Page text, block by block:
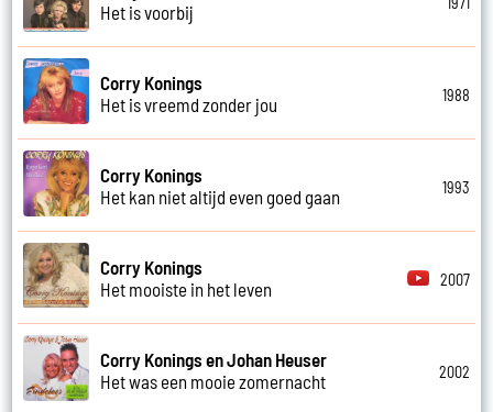
Het is voorbij
Corry Konings
Het is vreemd zonder jou
1988
Corry Konings
Het kan niet altijd even goed gaan
1993
Corry Konings
Het mooiste in het leven
2007
Corry Konings en Johan Heuser
Het was een mooie zomernacht
2002